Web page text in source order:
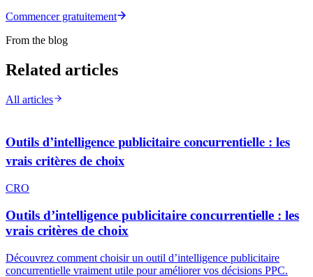
Commencer gratuitement
From the blog
Related articles
All articles
Outils d’intelligence publicitaire concurrentielle : les
vrais critères de choix
CRO
Outils d’intelligence publicitaire concurrentielle : les
vrais critères de choix
Découvrez comment choisir un outil d’intelligence publicitaire
concurrentielle vraiment utile pour améliorer vos décisions PPC.